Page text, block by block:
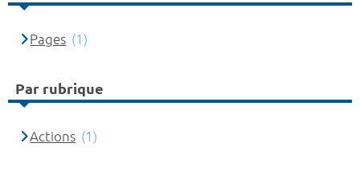
Pages (1)
Par rubrique
Actions (1)